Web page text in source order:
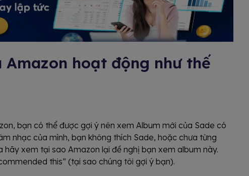
Amazon hoạt động như thế
bạn có thể được gợi ý nên xem Album mới của Sade có
nhạc của mình, bạn không thích Sade, hoặc chưa từng
hãy xem tại sao Amazon lại đề nghị bạn xem album này.
this” (tại sao chúng tôi gợi ý bạn).